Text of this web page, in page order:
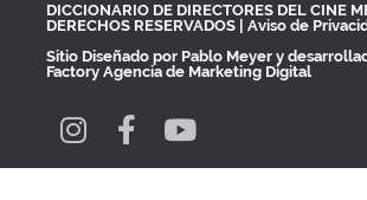
DICCIONARIO DE DIRECTORES DEL CINE
DERECHOS RESERVADOS | Aviso de
Sitio Diseñado por Pablo Meyer y
Factory Agencia de Marketing Digital